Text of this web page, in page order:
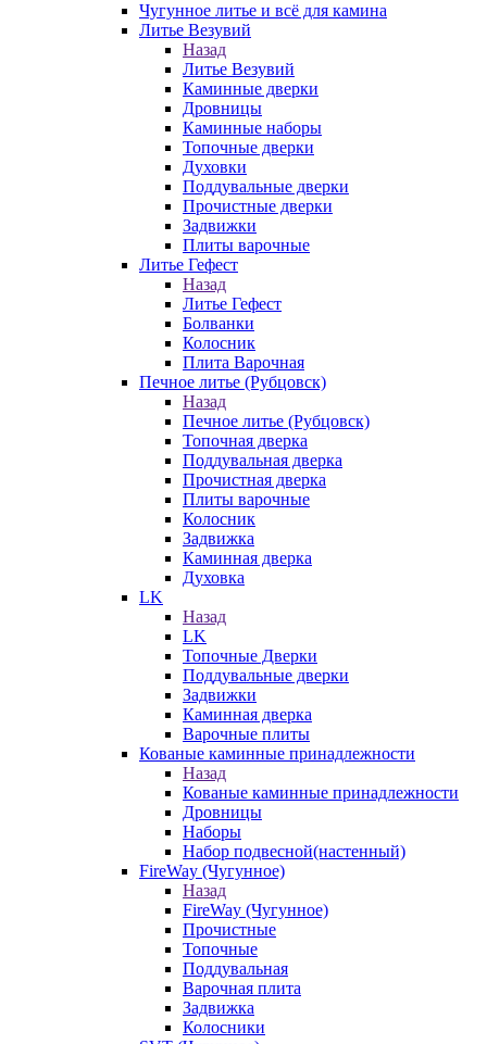
Чугунное литье и всё для камина
Литье Везувий
Назад
Литье Везувий
Каминные дверки
Дровницы
Каминные наборы
Топочные дверки
Духовки
Поддувальные дверки
Прочистные дверки
Задвижки
Плиты варочные
Литье Гефест
Назад
Литье Гефест
Болванки
Колосник
Плита Варочная
Печное литье (Рубцовск)
Назад
Печное литье (Рубцовск)
Топочная дверка
Поддувальная дверка
Прочистная дверка
Плиты варочные
Колосник
Задвижка
Каминная дверка
Духовка
LK
Назад
LK
Топочные Дверки
Поддувальные дверки
Задвижки
Каминная дверка
Варочные плиты
Кованые каминные принадлежности
Назад
Кованые каминные принадлежности
Дровницы
Наборы
Набор подвесной(настенный)
FireWay (Чугунное)
Назад
FireWay (Чугунное)
Прочистные
Топочные
Поддувальная
Варочная плита
Задвижка
Колосники